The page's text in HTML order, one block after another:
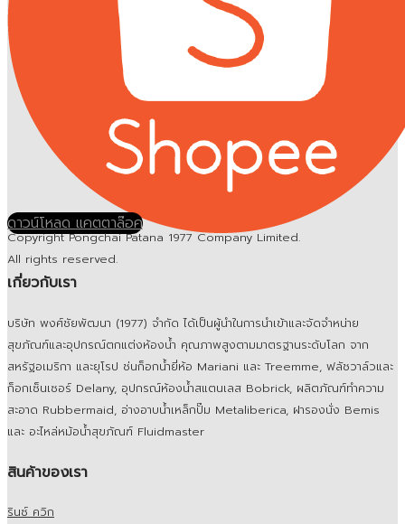
ดาวน์โหลด แคตตาล๊อค
Copyright Pongchai Patana 1977 Company Limited.
All rights reserved.
เกี่ยวกับเรา
บริษัท พงศ์ชัยพัฒนา (1977) จำกัด ได้เป็นผู้นำในการนำเข้าและจัดจำหน่าย
สุขภัณฑ์และอุปกรณ์ตกแต่งห้องน้ำ คุณภาพสูงตามมาตรฐานระดับโลก จาก
สหรัฐอเมริกา และยุโรป ช่นก็อกน้ำยี่ห้อ Mariani และ Treemme, ฟลัชวาล์วและ
ก็อกเซ็นเซอร์ Delany, อุปกรณ์ห้องน้ำสแตนเลส Bobrick, ผลิตภัณฑ์ทำความ
สะอาด Rubbermaid, อ่างอาบน้ำเหล็กปั๊ม Metaliberica, ฝารองนั่ง Bemis
และ อะไหล่หม้อน้ำสุขภัณฑ์ Fluidmaster
สินค้าของเรา
รินซ์ ควิก